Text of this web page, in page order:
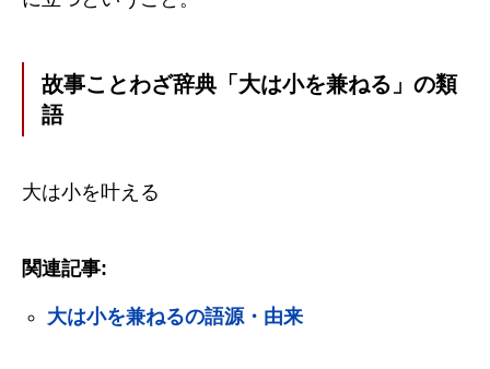
故事ことわざ辞典「大は小を兼ねる」の類
語
大は小を叶える
関連記事:
大は小を兼ねるの語源・由来